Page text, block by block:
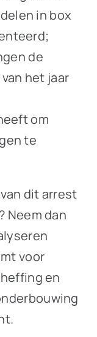
in box
de
het jaar
om
te
dit arrest
Neem dan
voor
en